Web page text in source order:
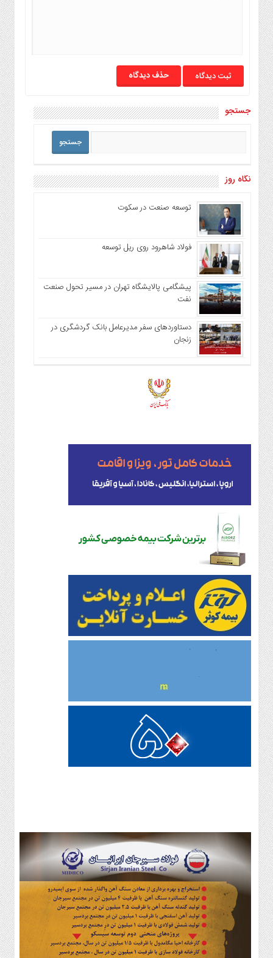
حذف دیدگاه
جستجو
نگاه روز
توسعه صنعت در سکوت
فولاد شاهرود روی ریل توسعه
پیشگامی پالایشگاه تهران در مسیر تحول صنعت
نفت
دستاوردهای سفر مدیرعامل بانک گردشگری در
زنجان